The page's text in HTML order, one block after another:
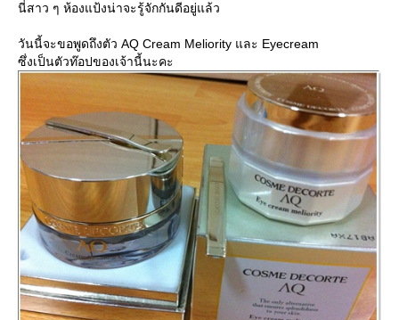
นี่สาว ๆ ห้องแป้งน่าจะรู้จักกันดีอยู่แล้ว
วันนี้จะขอพูดถึงตัว AQ Cream Meliority และ Eyecream
ซึ่งเป็นตัวท๊อปของเจ้านี้นะคะ